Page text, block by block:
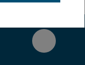
Bluesky